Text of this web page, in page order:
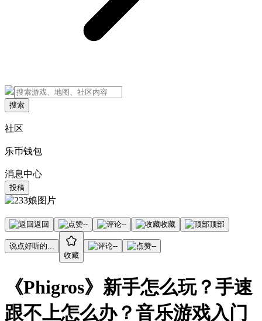
搜索
社区
乐币钱包
消息中心
投稿
返回 -- -- 收藏 顶部
说点好听的...
收藏
-- --
《Phigros》新手怎么玩？手速
跟不上怎么办？音乐游戏入门